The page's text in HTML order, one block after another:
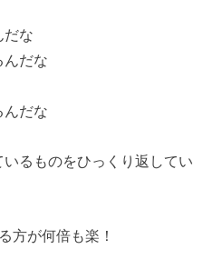
だな
んだな
んだな
るものをひっくり返してい
方が何倍も楽！